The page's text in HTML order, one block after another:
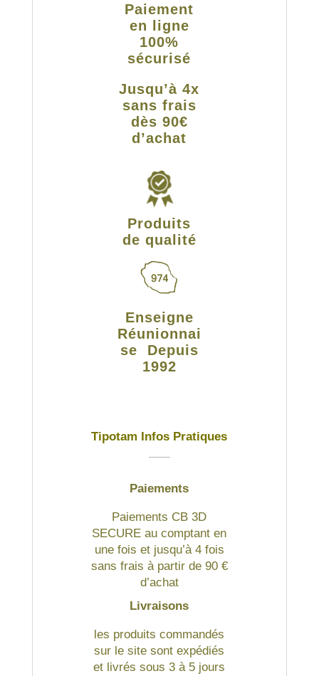
Paiement
en ligne
100%
sécurisé
Jusqu’à 4x
sans frais
dès 90€
d’achat
Produits
de qualité
Enseigne
Réunionnai
se Depuis
1992
Tipotam Infos Pratiques
Paiements
Paiements CB 3D
SECURE au comptant en
une fois et jusqu’à 4 fois
sans frais à partir de 90 €
d’achat
Livraisons
les produits commandés
sur le site sont expédiés
et livrés sous 3 à 5 jours